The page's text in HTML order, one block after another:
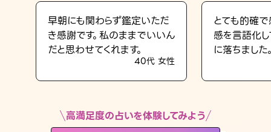
LINE占いを開く
※LINEアプリ内のサービスページへ遷移します
早朝にも関わらず鑑定いただ
き感謝です。私のままでいいん
だと思わせてくれます。
40代 女性
とても的確
感を言語化
に落ちました
高満足度の占いを体験してみよう